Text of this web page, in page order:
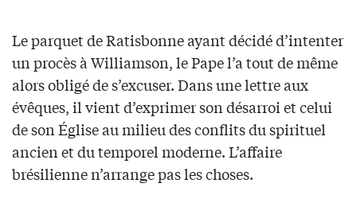
Le parquet de Ratisbonne ayant décidé d’intenter
un procès à Williamson, le Pape l’a tout de même
alors obligé de s’excuser. Dans une lettre aux
évêques, il vient d’exprimer son désarroi et celui
de son Église au milieu des conflits du spirituel
ancien et du temporel moderne. L’affaire
brésilienne n’arrange pas les choses.